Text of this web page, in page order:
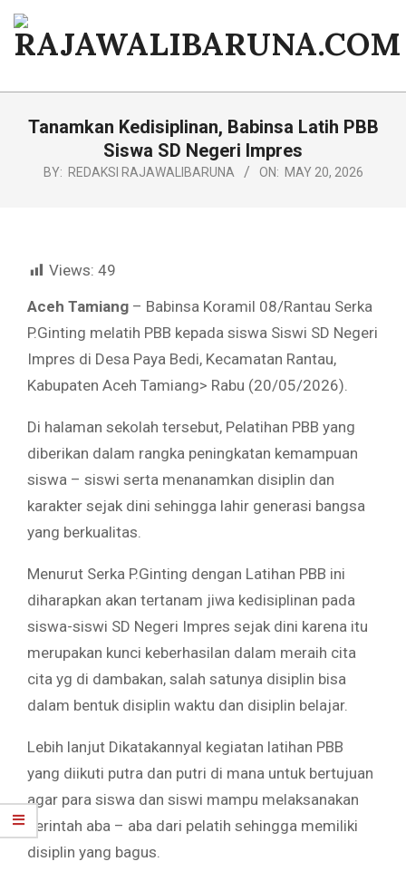
Skip
content
Primary
Tanamkan Kedisiplinan, Babinsa Latih PBB
Siswa SD Negeri Impres
BY: REDAKSI RAJAWALIBARUNA ON: MAY 20, 2026
Views: 49
Aceh Tamiang – Babinsa Koramil 08/Rantau Serka
P.Ginting melatih PBB kepada siswa Siswi SD Negeri
Impres di Desa Paya Bedi, Kecamatan Rantau,
Kabupaten Aceh Tamiang> Rabu (20/05/2026).
Di halaman sekolah tersebut, Pelatihan PBB yang
diberikan dalam rangka peningkatan kemampuan
siswa – siswi serta menanamkan disiplin dan
karakter sejak dini sehingga lahir generasi bangsa
yang berkualitas.
Menurut Serka P.Ginting dengan Latihan PBB ini
diharapkan akan tertanam jiwa kedisiplinan pada
siswa-siswi SD Negeri Impres sejak dini karena itu
merupakan kunci keberhasilan dalam meraih cita
cita yg di dambakan, salah satunya disiplin bisa
dalam bentuk disiplin waktu dan disiplin belajar.
Lebih lanjut Dikatakannyal kegiatan latihan PBB
yang diikuti putra dan putri di mana untuk bertujuan
agar para siswa dan siswi mampu melaksanakan
perintah aba – aba dari pelatih sehingga memiliki
disiplin yang bagus.